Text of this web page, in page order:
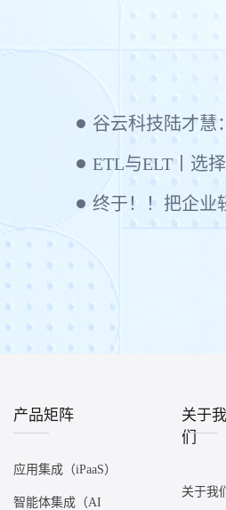
ETL与ELT丨选
终于！！把企业
产品矩阵
应用集成（iPaaS）
智能体集成（AI
关于我
们
关于我们